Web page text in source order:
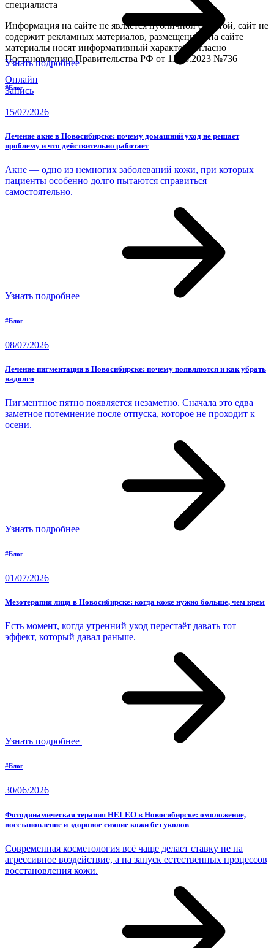
Узнать подробнее
#Блог
15/07/2026
Лечение акне в Новосибирске: почему домашний уход не решает
проблему и что действительно работает
Акне — одно из немногих заболеваний кожи, при которых
пациенты особенно долго пытаются справиться
самостоятельно.
Узнать подробнее
#Блог
08/07/2026
Лечение пигментации в Новосибирске: почему появляются и как убрать
надолго
Пигментное пятно появляется незаметно. Сначала это едва
заметное потемнение после отпуска, которое не проходит к
осени.
Узнать подробнее
#Блог
01/07/2026
Мезотерапия лица в Новосибирске: когда коже нужно больше, чем крем
Есть момент, когда утренний уход перестаёт давать тот
эффект, который давал раньше.
Узнать подробнее
#Блог
30/06/2026
Фотодинамическая терапия HELEO в Новосибирске: омоложение,
восстановление и здоровое сияние кожи без уколов
Современная косметология всё чаще делает ставку не на
агрессивное воздействие, а на запуск естественных процессов
восстановления кожи.
специалиста
Информация на сайте не является публичной офертой, сайт не
содержит рекламных материалов, размещенные на сайте
материалы носят информативный характер согласно
Постановлению Правительства РФ от 11.05.2023 №736
Онлайн
Запись